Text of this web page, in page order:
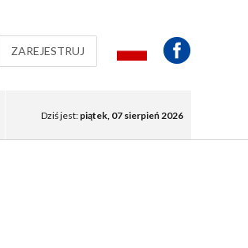
ZAREJESTRUJ
Dziś jest: piątek, 07 sierpień 2026